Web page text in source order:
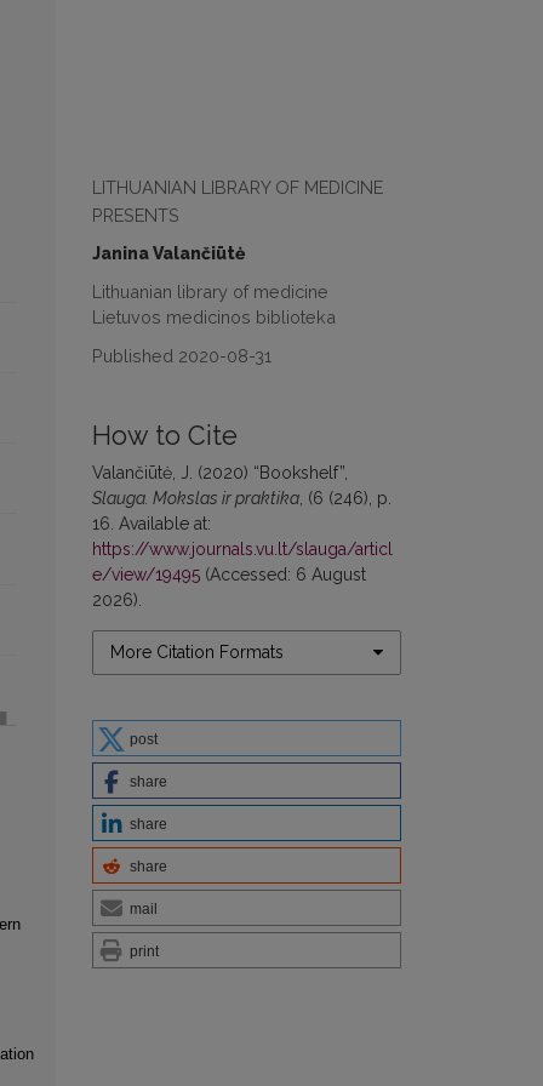
LITHUANIAN LIBRARY OF MEDICINE
PRESENTS
Janina Valančiūtė
Lithuanian library of medicine
Lietuvos medicinos biblioteka
Published 2020-08-31
How to Cite
Valančiūtė, J. (2020) “Bookshelf”,
Slauga. Mokslas ir praktika , (6 (246), p.
16. Available at:
https://www.journals.vu.lt/slauga/articl
e/view/19495 (Accessed: 6 August
2026).
More Citation Formats
post
share
share
share
mail
print